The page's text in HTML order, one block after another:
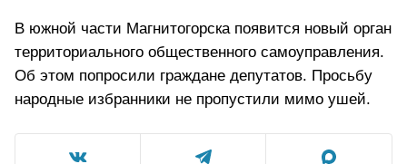
В южной части Магнитогорска появится новый орган
территориального общественного самоуправления.
Об этом попросили граждане депутатов. Просьбу
народные избранники не пропустили мимо ушей.